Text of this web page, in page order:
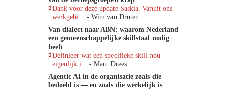
Dank voor deze update Saskia. Vanuit ons
werkgebi... - Wim van Druten
Van dialect naar ABN: waarom Nederland
een gemeenschappelijke skillstaal nodig
heeft
Definieer wat een specifieke skill nou
eigenlijk i... - Marc Drees
Agentic AI in de organisatie zoals die
bedoeld is — en zoals die werkelijk is